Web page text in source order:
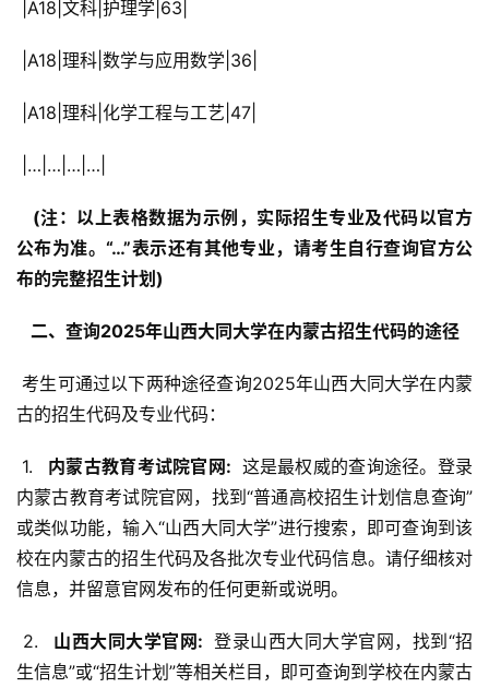
|A18|文科|护理学|63|
|A18|理科|数学与应用数学|36|
|A18|理科|化学工程与工艺|47|
|…|…|…|…|
  (注：以上表格数据为示例，实际招生专业及代码以官方
公布为准。“…”表示还有其他专业，请考生自行查询官方公
布的完整招生计划)
  二、查询2025年山西大同大学在内蒙古招生代码的途径
考生可通过以下两种途径查询2025年山西大同大学在内蒙
古的招生代码及专业代码：
1.
  内蒙古教育考试院官网:
这是最权威的查询途径。登录
内蒙古教育考试院官网，找到“普通高校招生计划信息查询”
或类似功能，输入“山西大同大学”进行搜索，即可查询到该
校在内蒙古的招生代码及各批次专业代码信息。请仔细核对
信息，并留意官网发布的任何更新或说明。
2.
  山西大同大学官网:
登录山西大同大学官网，找到“招
生信息”或“招生计划”等相关栏目，即可查询到学校在内蒙古